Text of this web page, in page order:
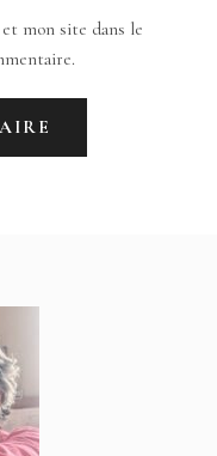
mon site dans le